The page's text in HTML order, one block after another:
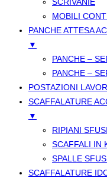
MOBILI
PANCHE ATTESA
▼
PANCHE –
PANCHE –
POSTAZIONI
SCAFFALATURE
▼
RIPIANI SFUSI
SCAFFALI IN
SPALLE
SCAFFALATURE